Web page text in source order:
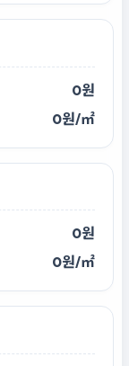
0원
0원/㎡
0원
0원/㎡